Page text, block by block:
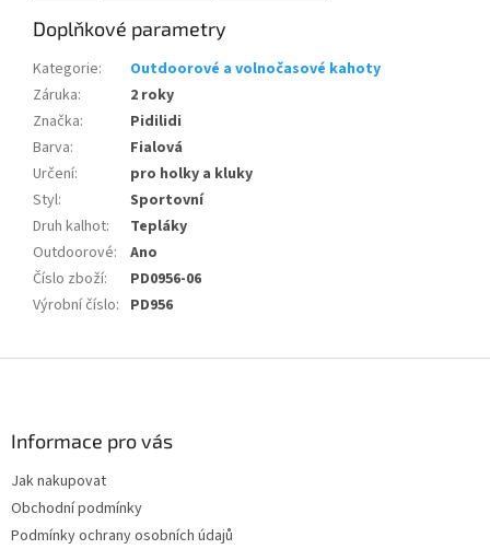
Doplňkové parametry
Kategorie:
Outdoorové a volnočasové kahoty
Záruka:
2 roky
Značka:
Pidilidi
Barva:
Fialová
Určení:
pro holky a kluky
Styl:
Sportovní
Druh kalhot:
Tepláky
Outdoorové:
Ano
Číslo zboží:
PD0956-06
Výrobní číslo: PD956
Informace pro vás
Jak nakupovat
Obchodní podmínky
Podmínky ochrany osobních údajů